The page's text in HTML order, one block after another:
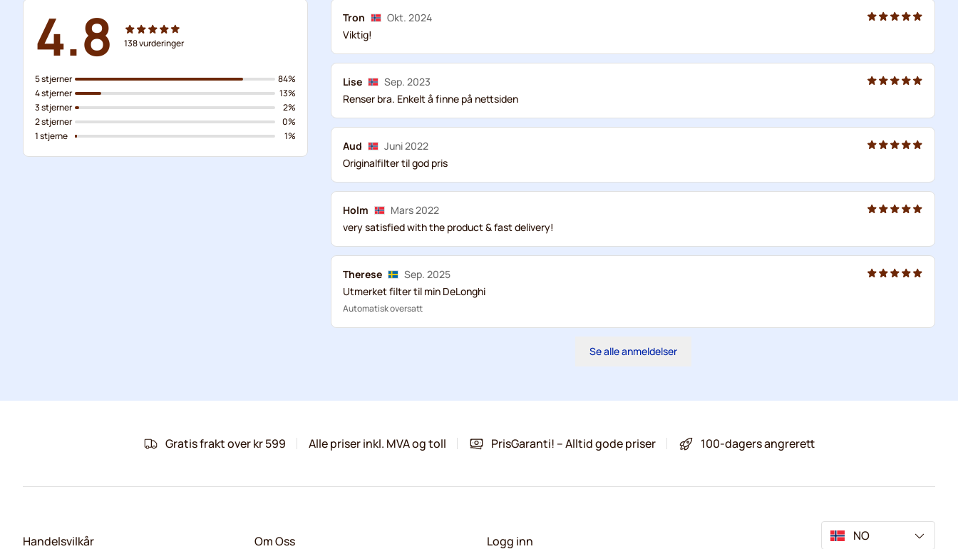
4.8 138vurderinger
5 stjerner
4 stjerner
3 stjerner
2 stjerner
1 stjerne
84%
13%
2%
0%
1%
Tron
Okt. 2024
Viktig!
Lise
Sep. 2023
Renser bra. Enkelt å finne på nettsiden
Aud
Juni 2022
Originalfilter til god pris
Holm
Mars 2022
very satisfied with the product & fast delivery!
Therese
Sep. 2025
Utmerket filter til min DeLonghi
Automatisk oversatt
Se alle anmeldelser
Gratis frakt over kr 599 Alle priser inkl. MVA og toll PrisGaranti! – Alltid gode priser 100-dagers angrerett
Handelsvilkår Om Oss Logg inn NO